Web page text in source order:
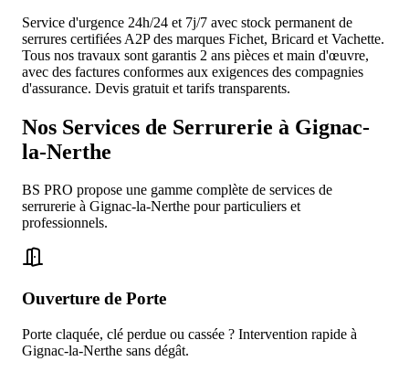
Service d'urgence 24h/24 et 7j/7 avec stock permanent de
serrures certifiées A2P des marques Fichet, Bricard et Vachette.
Tous nos travaux sont garantis 2 ans pièces et main d'œuvre,
avec des factures conformes aux exigences des compagnies
d'assurance. Devis gratuit et tarifs transparents.
Nos Services de Serrurerie à Gignac-
la-Nerthe
BS PRO propose une gamme complète de services de
serrurerie à Gignac-la-Nerthe pour particuliers et
professionnels.
Ouverture de Porte
Porte claquée, clé perdue ou cassée ? Intervention rapide à
Gignac-la-Nerthe sans dégât.